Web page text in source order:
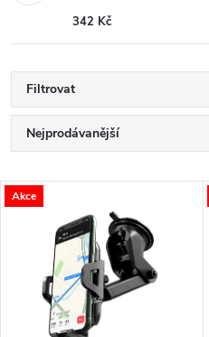
342 Kč
Filtrovat
Ř
a
Nejprodávanější
Nejdražší
Abecedně
V
Akce